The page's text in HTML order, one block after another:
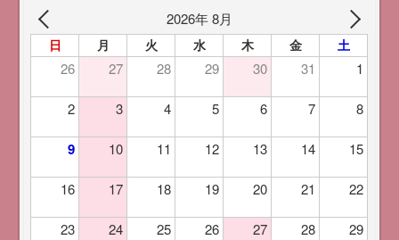
2026年 8月
日 月 火 水 木 金 土
26 27 28 29 30 31 1
2 3 4 5 6 7 8
9 10 11 12 13 14 15
16 17 18 19 20 21 22
23 24 25 26 27 28 29